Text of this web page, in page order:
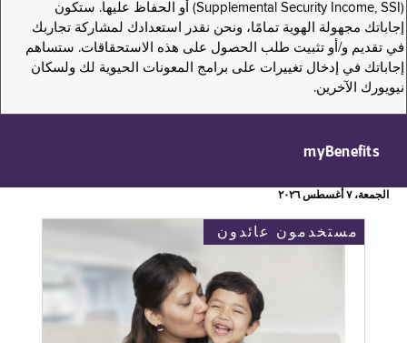
(Supplemental Security Income, SSI) أو الحفاظ عليها. ستكون
إجاباتك مجهولة الهوية تمامًا، ونحن نقدر استعدادك لمشاركة تجاربك
في تقديم و/أو تثبيت طلب الحصول على هذه الاستحقاقات. ستساهم
إجاباتك في إدخال تغييرات على برامج المعونات الحيوية لك ولسكان
نيويورك الآخرين.
myBenefits
الجمعة، ٧ أغسطس ٢٠٢٦
مستخدمون عائدون